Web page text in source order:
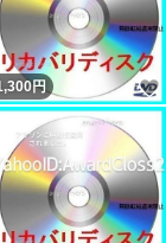
いね！
円